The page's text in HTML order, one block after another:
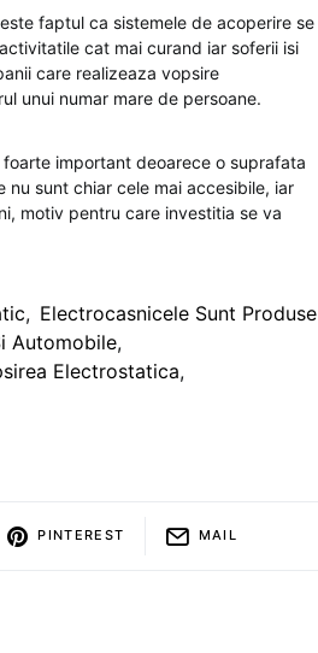
faptul ca sistemele de acoperire se
cat mai curand iar soferii isi
care realizeaza vopsire
unui numar mare de persoane.
important deoarece o suprafata
sunt chiar cele mai accesibile, iar
motiv pentru care investitia se va
, Electrocasnicele Sunt Produse
Automobile,
Electrostatica,
PINTEREST MAIL